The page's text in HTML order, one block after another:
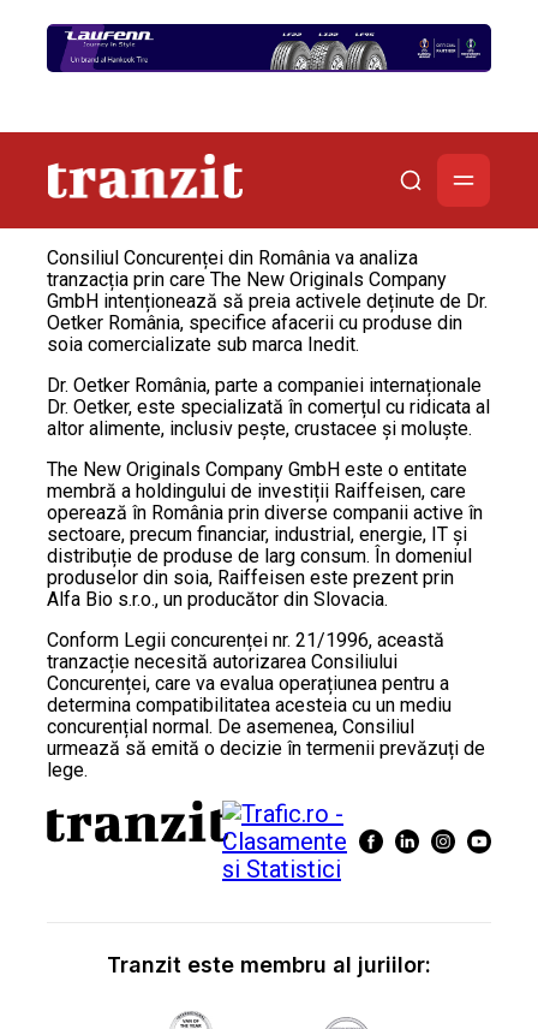
Consiliul Concurenței din România va analiza
tranzacția prin care The New Originals Company
GmbH intenționează să preia activele deținute de Dr.
Oetker România, specifice afacerii cu produse din
soia comercializate sub marca Inedit.
Dr. Oetker România, parte a companiei internaționale
Dr. Oetker, este specializată în comerțul cu ridicata al
altor alimente, inclusiv pește, crustacee și moluște.
The New Originals Company GmbH este o entitate
membră a holdingului de investiții Raiffeisen, care
operează în România prin diverse companii active în
sectoare, precum financiar, industrial, energie, IT și
distribuție de produse de larg consum. În domeniul
produselor din soia, Raiffeisen este prezent prin
Alfa Bio s.r.o., un producător din Slovacia.
Conform Legii concurenței nr. 21/1996, această
tranzacție necesită autorizarea Consiliului
Concurenței, care va evalua operațiunea pentru a
determina compatibilitatea acesteia cu un mediu
concurențial normal. De asemenea, Consiliul
urmează să emită o decizie în termenii prevăzuți de
lege.
Tranzit este membru al juriilor: